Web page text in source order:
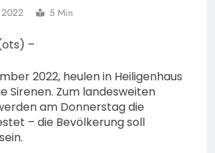
5 Min
–
2022, heulen in Heiligenhaus
Sirenen. Zum landesweiten
am Donnerstag die
– die Bevölkerung soll